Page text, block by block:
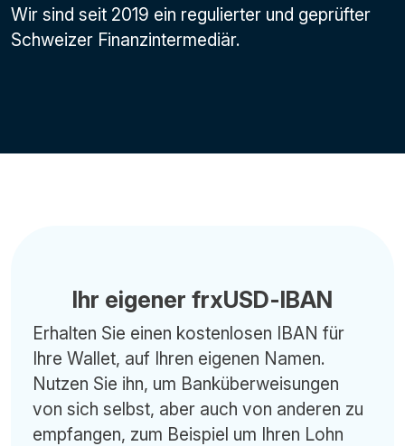
Wir sind seit 2019 ein regulierter und geprüfter
Schweizer Finanzintermediär.
Ihr eigener frxUSD-IBAN
Erhalten Sie einen kostenlosen IBAN für
Ihre Wallet, auf Ihren eigenen Namen.
Nutzen Sie ihn, um Banküberweisungen
von sich selbst, aber auch von anderen zu
empfangen, zum Beispiel um Ihren Lohn